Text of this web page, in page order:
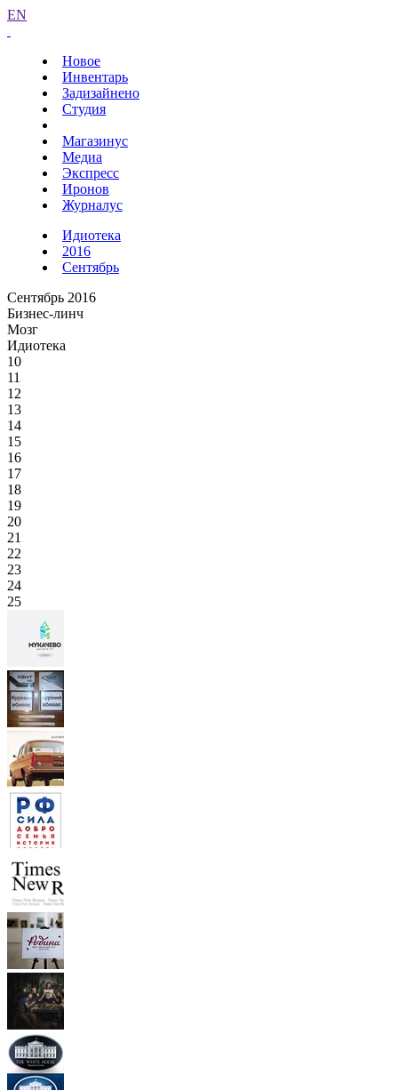
EN
Новое
Инвентарь
Задизайнено
Студия
Магазинус
Медиа
Экспресс
Иронов
Журналус
Идиотека
2016
Сентябрь
Сентябрь 2016
Бизнес-линч
Мозг
Идиотека
10
11
12
13
14
15
16
17
18
19
20
21
22
23
24
25